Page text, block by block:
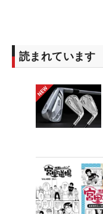
読まれています